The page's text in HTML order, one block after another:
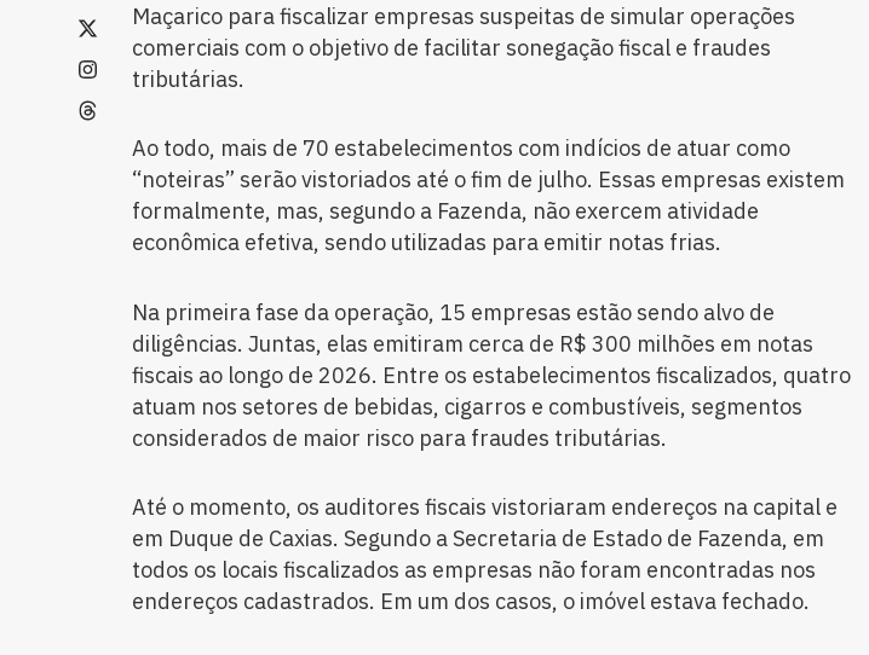
Maçarico para fiscalizar empresas suspeitas de simular operações
comerciais com o objetivo de facilitar sonegação fiscal e fraudes
tributárias.
Ao todo, mais de 70 estabelecimentos com indícios de atuar como
“noteiras” serão vistoriados até o fim de julho. Essas empresas existem
formalmente, mas, segundo a Fazenda, não exercem atividade
econômica efetiva, sendo utilizadas para emitir notas frias.
Na primeira fase da operação, 15 empresas estão sendo alvo de
diligências. Juntas, elas emitiram cerca de R$ 300 milhões em notas
fiscais ao longo de 2026. Entre os estabelecimentos fiscalizados, quatro
atuam nos setores de bebidas, cigarros e combustíveis, segmentos
considerados de maior risco para fraudes tributárias.
Até o momento, os auditores fiscais vistoriaram endereços na capital e
em Duque de Caxias. Segundo a Secretaria de Estado de Fazenda, em
todos os locais fiscalizados as empresas não foram encontradas nos
endereços cadastrados. Em um dos casos, o imóvel estava fechado.